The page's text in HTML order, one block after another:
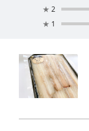
★ 2
★ 1